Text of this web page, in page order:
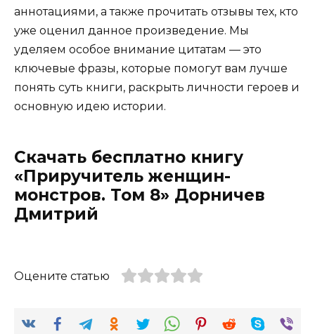
аннотациями, а также прочитать отзывы тех, кто
уже оценил данное произведение. Мы
уделяем особое внимание цитатам — это
ключевые фразы, которые помогут вам лучше
понять суть книги, раскрыть личности героев и
основную идею истории.
Скачать бесплатно книгу
«Приручитель женщин-
монстров. Том 8» Дорничев
Дмитрий
Оцените статью